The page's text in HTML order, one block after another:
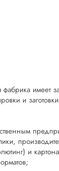
имеет
и
и